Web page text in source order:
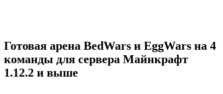
Готовая арена BedWars и EggWars на 4
команды для сервера Майнкрафт
1.12.2 и выше